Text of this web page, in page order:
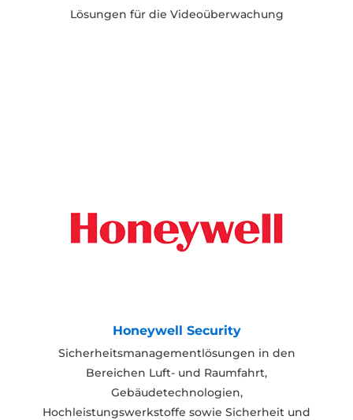
Lösungen für die Videoüberwachung
Honeywell Security
Sicherheitsmanagementlösungen in den
Bereichen Luft- und Raumfahrt,
Gebäudetechnologien,
Hochleistungswerkstoffe sowie Sicherheit und